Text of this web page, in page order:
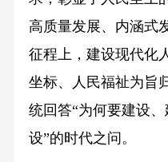
高质量发展、内涵式
征程上，建设现代化
坐标、人民福祉为旨
统回答“为何要建设
设”的时代之问。